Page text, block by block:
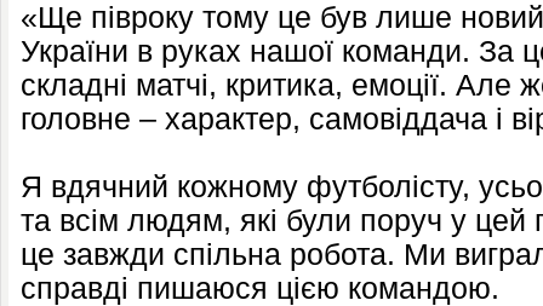
«Ще півроку тому це був лише
України в руках нашої команди. За
складні матчі, критика, емоції. Але
головне – характер, самовіддача і
Я вдячний кожному футболісту,
та всім людям, які були поруч у цей
це завжди спільна робота. Ми
справді пишаюся цією командою.